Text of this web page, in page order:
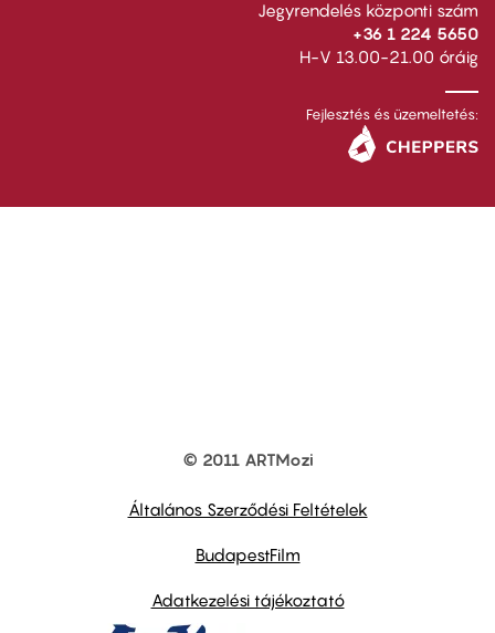
Jegyrendelés központi szám
+36 1 224 5650
H-V 13.00-21.00 óráig
Fejlesztés és üzemeltetés:
© 2011 ARTMozi
Általános Szerződési Feltételek
BudapestFilm
Adatkezelési tájékoztató